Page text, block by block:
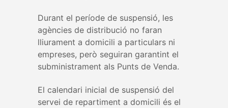
Durant el període de suspensió, les
agències de distribució no faran
lliurament a domicili a particulars ni
empreses, però seguiran garantint el
subministrament als Punts de Venda.
El calendari inicial de suspensió del
servei de repartiment a domicili és el